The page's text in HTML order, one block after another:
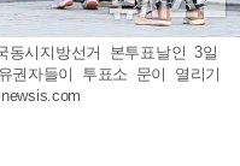
시지방선거 본투표날인 3일
권자들이 투표소 문이 열리기